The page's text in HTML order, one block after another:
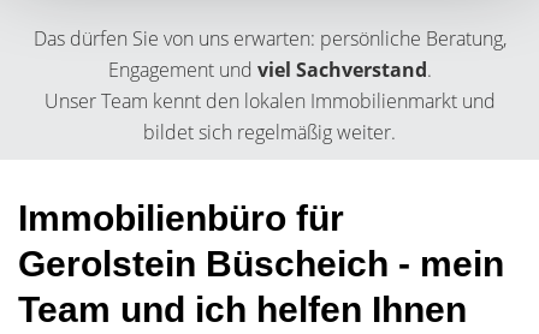
Das dürfen Sie von uns erwarten: persönliche Beratung,
Engagement und viel Sachverstand.
Unser Team kennt den lokalen Immobilienmarkt und
bildet sich regelmäßig weiter.
Immobilienbüro für
Gerolstein Büscheich - mein
Team und ich helfen Ihnen